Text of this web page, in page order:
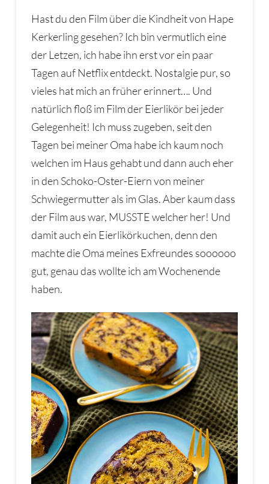
Hast du den Film über die Kindheit von Hape
Kerkerling gesehen? Ich bin vermutlich eine
der Letzen, ich habe ihn erst vor ein paar
Tagen auf Netflix entdeckt. Nostalgie pur, so
vieles hat mich an früher erinnert…. Und
natürlich floß im Film der Eierlikör bei jeder
Gelegenheit! Ich muss zugeben, seit den
Tagen bei meiner Oma habe ich kaum noch
welchen im Haus gehabt und dann auch eher
in den Schoko-Oster-Eiern von meiner
Schwiegermutter als im Glas. Aber kaum dass
der Film aus war, MUSSTE welcher her! Und
damit auch ein Eierlikörkuchen, denn den
machte die Oma meines Exfreundes soooooo
gut, genau das wollte ich am Wochenende
haben.